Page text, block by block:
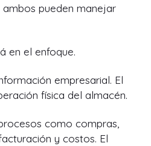
pueden manejar
en el enfoque.
empresarial. El
física del almacén.
como compras,
y costos. El